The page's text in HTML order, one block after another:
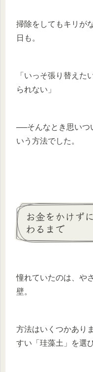
掃除をしてもキリが
日も。
「いっそ張り替えた
られない」
──そんなとき思いつ
いう方法でした。
お金をかけず
わるまで
憧れていたのは、や
壁。
方法はいくつかあり
すい「珪藻土」を選